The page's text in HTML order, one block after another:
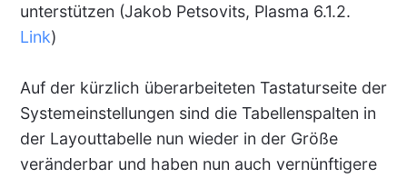
unterstützen (Jakob Petsovits, Plasma 6.1.2.
Link)
Auf der kürzlich überarbeiteten Tastaturseite der
Systemeinstellungen sind die Tabellenspalten in
der Layouttabelle nun wieder in der Größe
veränderbar und haben nun auch vernünftigere